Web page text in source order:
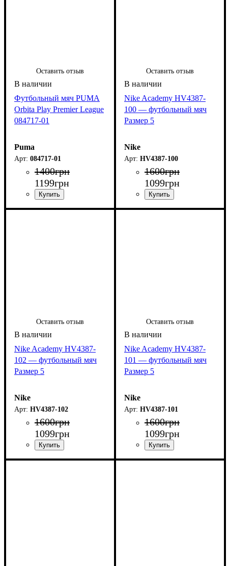
Оставить отзыв
Футбольный мяч PUMA
Orbita Play Premier League
084717-01
Puma
084717-01
1400грн
1199грн
Оставить отзыв
Nike Academy HV4387-
100 — футбольный мяч
Размер 5
Nike
HV4387-100
1600грн
1099грн
Оставить отзыв
Nike Academy HV4387-
102 — футбольный мяч
Размер 5
Nike
HV4387-102
1600грн
1099грн
Оставить отзыв
Nike Academy HV4387-
101 — футбольный мяч
Размер 5
Nike
HV4387-101
1600грн
1099грн